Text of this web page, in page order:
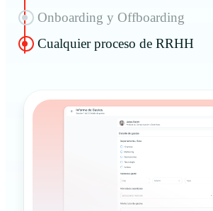
Onboarding y Offboarding
Cualquier proceso de RRHH